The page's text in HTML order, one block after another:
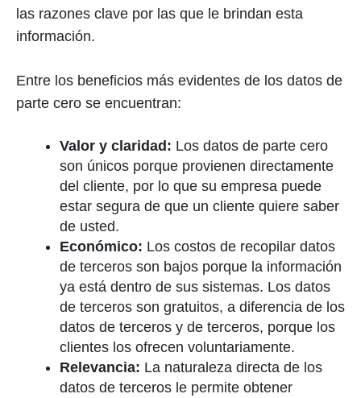
las razones clave por las que le brindan esta
información.
Entre los beneficios más evidentes de los datos de
parte cero se encuentran:
Valor y claridad: Los datos de parte cero
son únicos porque provienen directamente
del cliente, por lo que su empresa puede
estar segura de que un cliente quiere saber
de usted.
Económico: Los costos de recopilar datos
de terceros son bajos porque la información
ya está dentro de sus sistemas. Los datos
de terceros son gratuitos, a diferencia de los
datos de terceros y de terceros, porque los
clientes los ofrecen voluntariamente.
Relevancia: La naturaleza directa de los
datos de terceros le permite obtener